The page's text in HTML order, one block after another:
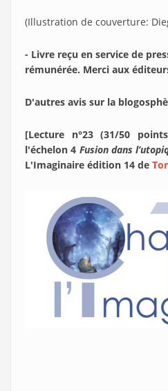
(Illustration de couverture:
- Livre reçu en service de
rémunérée. Merci aux
D'autres avis sur la
[Lecture n°23 (31/50
l'échelon 4 Fusion dans
L'Imaginaire édition 14 de